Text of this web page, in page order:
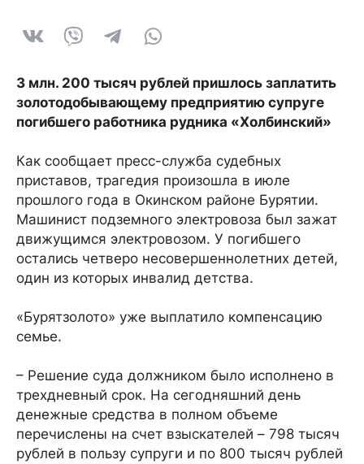
3 млн. 200 тысяч рублей пришлось заплатить
золотодобывающему предприятию супруге
погибшего работника рудника «Холбинский»
Как сообщает пресс-служба судебных
приставов, трагедия произошла в июле
прошлого года в Окинском районе Бурятии.
Машинист подземного электровоза был зажат
движущимся электровозом. У погибшего
остались четверо несовершеннолетних детей,
один из которых инвалид детства.
«Бурятзолото» уже выплатило компенсацию
семье.
– Решение суда должником было исполнено в
трехдневный срок. На сегодняшний день
денежные средства в полном объеме
перечислены на счет взыскателей – 798 тысяч
рублей в пользу супруги и по 800 тысяч рублей